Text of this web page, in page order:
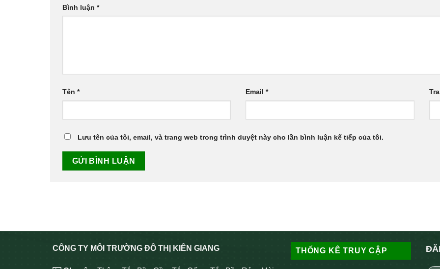
Bình luận *
Tên * Email*
Lưu tên của tôi, email, và trang web trong trình duyệt này cho lần bình luận kế tiếp của tôi.
CÔNG TY MÔI TRƯỜNG ĐÔ THỊ KIÊN GIANG THỐNG KÊ TRUY CẬP